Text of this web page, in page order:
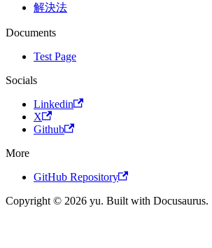
解決法
Documents
Test Page
Socials
Linkedin
X
Github
More
GitHub Repository
Copyright © 2026 yu. Built with Docusaurus.